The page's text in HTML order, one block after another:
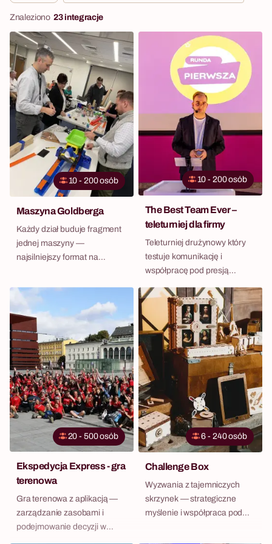
Znaleziono23 integracje
10 - 200 osób
Maszyna Goldberga
Każdy dział buduje fragment
jednej maszyny —
najsilniejszy format na
10 - 200 osób
The Best Team Ever –
teleturniej dla firmy
Teleturniej drużynowy który
testuje komunikację i
współpracę pod presją
20 - 500 osób
Ekspedycja Express - gra
terenowa
Gra terenowa z aplikacją —
zarządzanie zasobami i
podejmowanie decyzji w
6 - 240 osób
Challenge Box
Wyzwania z tajemniczych
skrzynek — strategiczne
myślenie i współpraca pod